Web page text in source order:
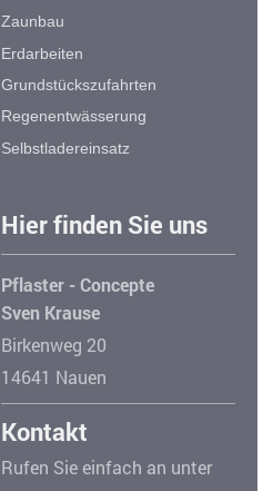
Zaunbau
Erdarbeiten
Grundstückszufahrten
Regenentwässerung
Selbstladereinsatz
Hier finden Sie uns
Pflaster - Concepte
Sven Krause
Birkenweg 20
14641 Nauen
Kontakt
Rufen Sie einfach an unter